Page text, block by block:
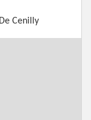
Cenilly